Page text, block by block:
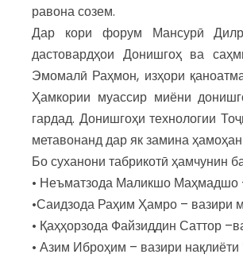
равона созем.
Дар кори форум Мансурӣ
дастовардҳои Донишгоҳ ва
Эмомалӣ Раҳмон, изҳори
Ҳамкории муассир миёни
гардад. Донишгоҳи технологии
метавонанд дар як замина
Бо суханони табрикотӣ ҳамчунин
• Неъматзода Маликшо Маҳмадшо
•Саидзода Раҳим Ҳамро – вазири
• Қаҳҳорзода Файзиддин Саттор
• Азим Иброҳим – вазири